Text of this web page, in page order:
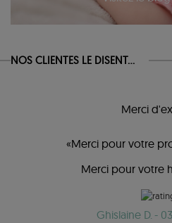
NOS CLIENTES LE DISENT...
Merci
«Merci pour votre
Merci pour votre
Ghislaine D. -